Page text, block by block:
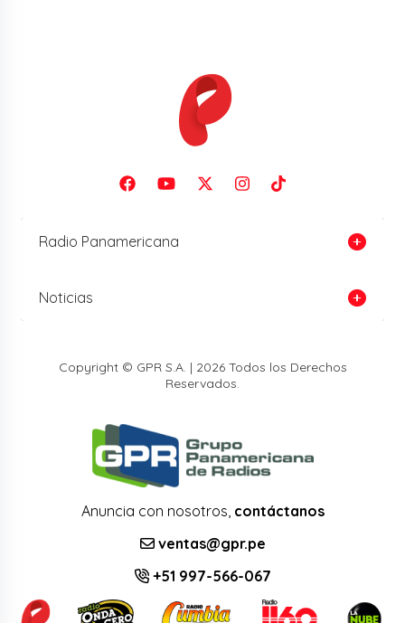
Radio Panamericana
Noticias
Copyright © GPR S.A. | 2026 Todos los Derechos
Reservados.
Anuncia con nosotros, contáctanos
ventas@gpr.pe
+51 997-566-067